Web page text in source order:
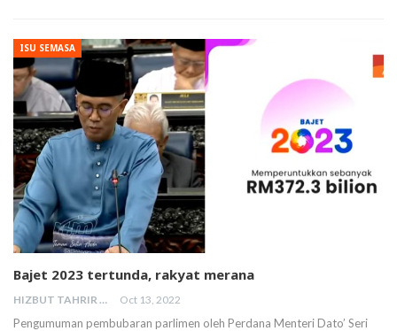
ISU SEMASA
Bajet 2023 tertunda, rakyat merana
HIZBUT TAHRIR MALAYSIA Oct 13, 2022
Pengumuman pembubaran parlimen oleh Perdana Menteri Dato’ Seri